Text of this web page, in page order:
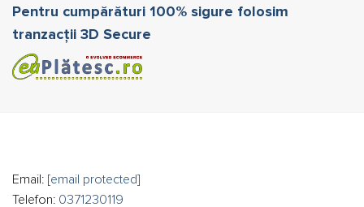
Pentru cumpărături 100% sigure folosim
tranzacții 3D Secure
Email: [email protected]
Telefon: 0371230119